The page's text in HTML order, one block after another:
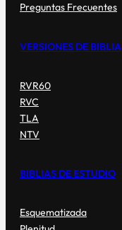
Preguntas Frecuentes
VERSIONES DE BIBLIA
RVR60
RVC
TLA
NTV
BIBLIAS DE ESTUDIO
Esquematizada